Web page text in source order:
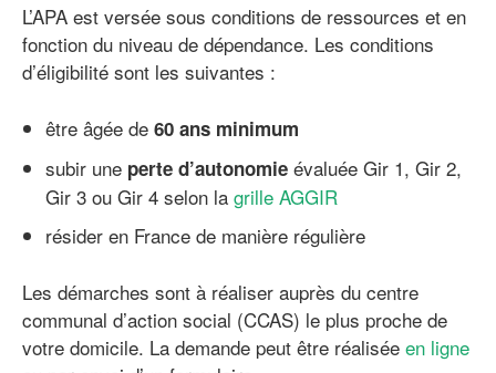
L’APA est versée sous conditions de ressources et en
fonction du niveau de dépendance. Les conditions
d’éligibilité sont les suivantes :
être âgée de 60 ans minimum
subir une perte d’autonomie évaluée Gir 1, Gir 2,
Gir 3 ou Gir 4 selon la grille AGGIR
résider en France de manière régulière
Les démarches sont à réaliser auprès du centre
communal d’action social (CCAS) le plus proche de
votre domicile. La demande peut être réalisée en ligne